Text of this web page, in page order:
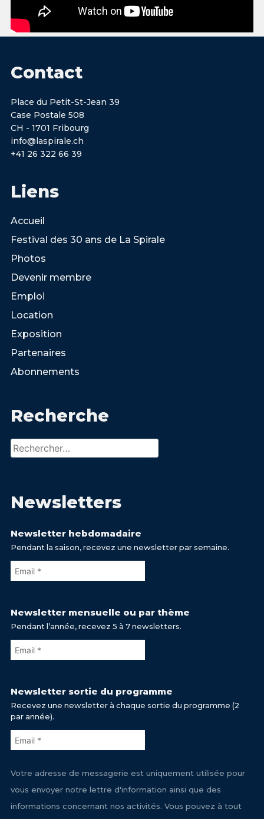
Contact
Place du Petit-St-Jean 39
Case Postale 508
CH - 1701 Fribourg
info@laspirale.ch
+41 26 322 66 39
Liens
Accueil
Festival des 30 ans de La Spirale
Photos
Devenir membre
Emploi
Location
Exposition
Partenaires
Abonnements
Recherche
Rechercher :
Newsletters
Newsletter hebdomadaire
Pendant la saison, recevez une newsletter par semaine.
Newsletter mensuelle ou par thème
Pendant l’année, recevez 5 à 7 newsletters.
Newsletter sortie du programme
Recevez une newsletter à chaque sortie du programme (2
par année).
Votre adresse de messagerie est uniquement utilisée pour
vous envoyer notre lettre d'information ainsi que des
informations concernant nos activités. Vous pouvez à tout